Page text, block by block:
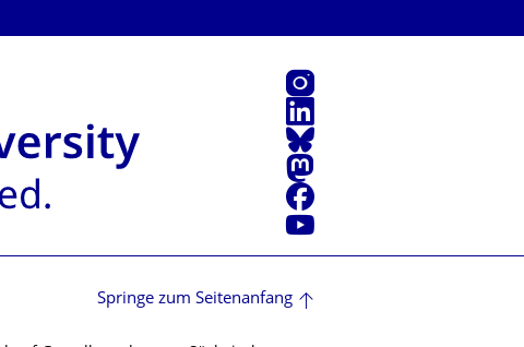
Instagram
LinkedIn
Bluesky
Mastodon
Facebook
Youtube
Springe zum Seitenanfang